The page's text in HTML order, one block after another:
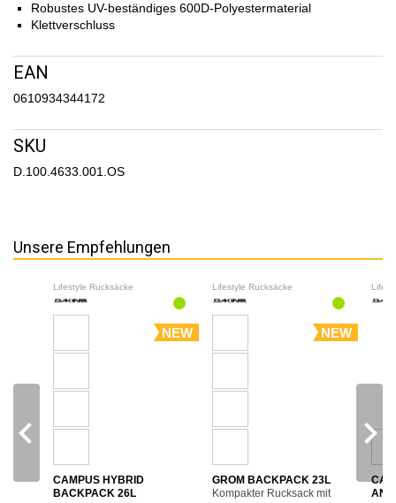
Robustes UV-beständiges 600D-Polyestermaterial
Klettverschluss
EAN
0610934344172
SKU
D.100.4633.001.OS
Unsere Empfehlungen
Lifestyle Rucksäcke
NEW
CAMPUS HYBRID
BACKPACK 26L
Lifestyle Rucksäcke
NEW
GROM BACKPACK 23L
Kompakter Rucksack mit
navigate_before navigate_next